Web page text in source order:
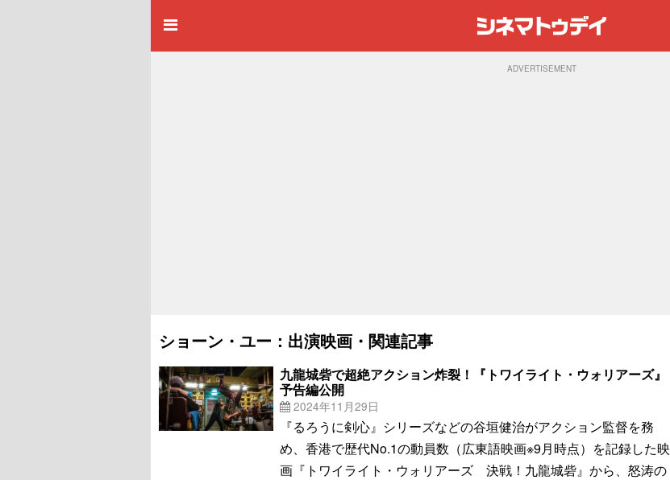
ADVERTISEMENT
ショーン・ユー：出演映画・関連記事
九龍城砦で超絶アクション炸裂！『トワイライト・ウォリアーズ』
予告編公開
2024年11月29日
『るろうに剣心』シリーズなどの谷垣健治がアクション監督を務
め、香港で歴代No.1の動員数（広東語映画※9月時点）を記録した映
画『トワイライト・ウォリアーズ 決戦！九龍城砦』から、怒涛の